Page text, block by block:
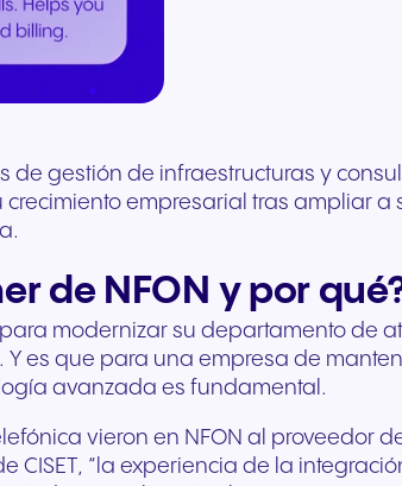
para
dispositivo. Audio
a los pacientes
de mayor
marketing de marca
te ofrecemos
ingresos.
gratuitamente
mejor a tus
600 Escríbenos
de gestión de infraestructuras y
empresarial tras ampliar
de NFON y por
para modernizar su departamento de
es que para una empresa de
avanzada es fundamental.
vieron en NFON al proveedor
CISET, “la experiencia de la